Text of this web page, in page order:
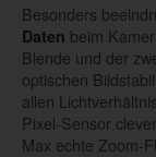
Besonders
Daten beim
Blende und der
optischen
allen
Pixel-Sensor
Max echte Zoom-